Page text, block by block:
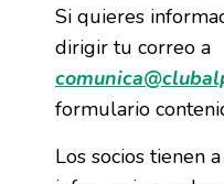
Si quieres
dirigir tu correo a
formulario
Los socios tienen